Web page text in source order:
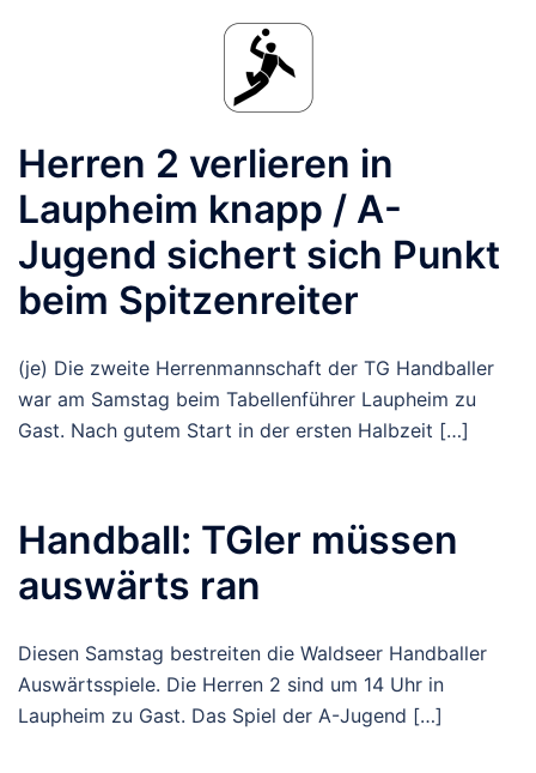
Herren 2 verlieren in
Laupheim knapp / A-
Jugend sichert sich Punkt
beim Spitzenreiter
(je) Die zweite Herrenmannschaft der TG Handballer
war am Samstag beim Tabellenführer Laupheim zu
Gast. Nach gutem Start in der ersten Halbzeit […]
Handball: TGler müssen
auswärts ran
Diesen Samstag bestreiten die Waldseer Handballer
Auswärtsspiele. Die Herren 2 sind um 14 Uhr in
Laupheim zu Gast. Das Spiel der A-Jugend […]